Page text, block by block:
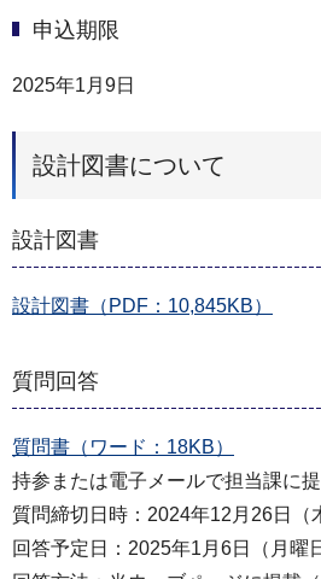
申込期限
2025年1月9日
設計図書について
設計図書
設計図書（PDF：10,845KB）
質問回答
質問書（ワード：18KB）
持参または電子メールで担当課に提
質問締切日時：2024年12月26日（
回答予定日：2025年1月6日（月曜